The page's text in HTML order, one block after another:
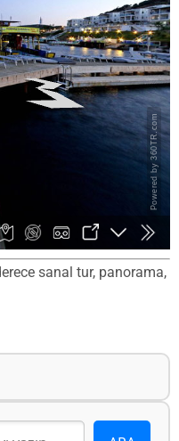
sanal tur, panorama,